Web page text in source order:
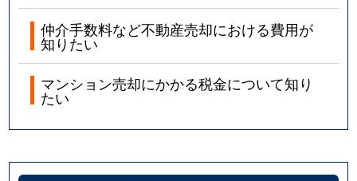
仲介手数料など不動産売却における費用が
知りたい
マンション売却にかかる税金について知り
たい